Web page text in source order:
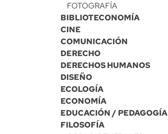
FOTOGRAFÍA
BIBLIOTECONOMÍA
CINE
COMUNICACIÓN
DERECHO
DERECHOS HUMANOS
DISEÑO
ECOLOGÍA
ECONOMÍA
EDUCACIÓN / PEDAGOGÍA
FILOSOFÍA